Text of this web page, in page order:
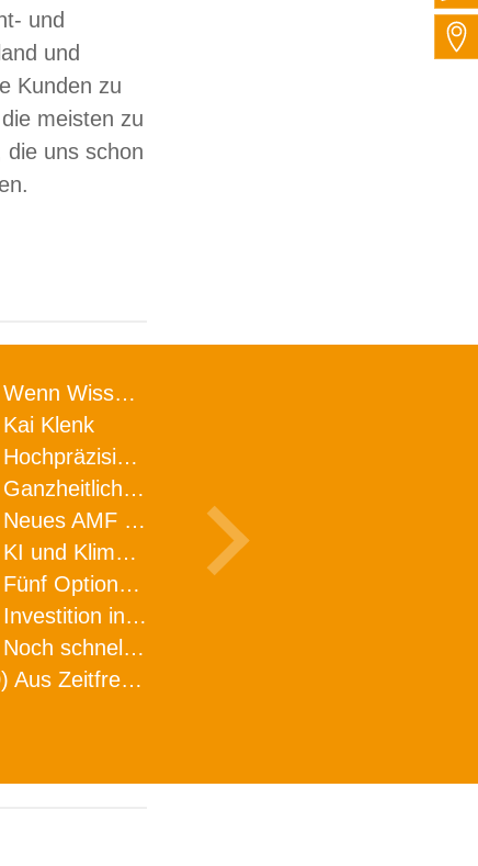
und
und
Kunden zu
meisten zu
die uns schon
1) Wenn Wissen geht, kann ARNO WERKZEUGE helfen
Klenk
3) Hochpräzision in neuer Dimension
4) Ganzheitlicher Ansatz für mehr Effizienz und Produktivität in der Zerspanung
5) Neues AMF Logistikzentrum feierlich eröffnet
6) KI und Klimaschutz im Schaltanlagenbau
7) Fünf Optionen, wie man Zeitfresser in Effizienz umwandelt
8) Investition in Fellbach mit nachhaltiger Logistik und Lagerfläche
9) Noch schnellere Lieferung
10) Aus Zeitfressern wird Effizienz